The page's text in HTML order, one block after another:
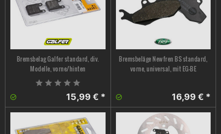
Bremsbelag Galfer standard, div.
Modelle, vorne/hinten
15,99 € *
Bremsbeläge Newfren BS standard,
vorne, universal, mit EG-BE
16,99 € *